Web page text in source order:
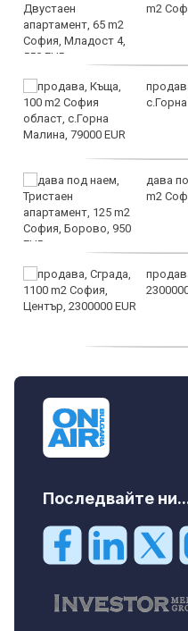
m2
дава
m2
Последвайте